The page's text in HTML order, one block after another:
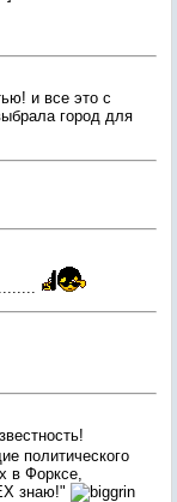
и все это с
город для
политического
в Форксе,
знаю!"